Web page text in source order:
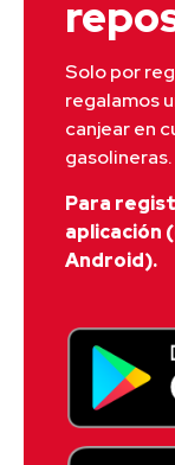
Solo por
regalamos
canjear en
gasolineras.
Para
aplicación
Android).